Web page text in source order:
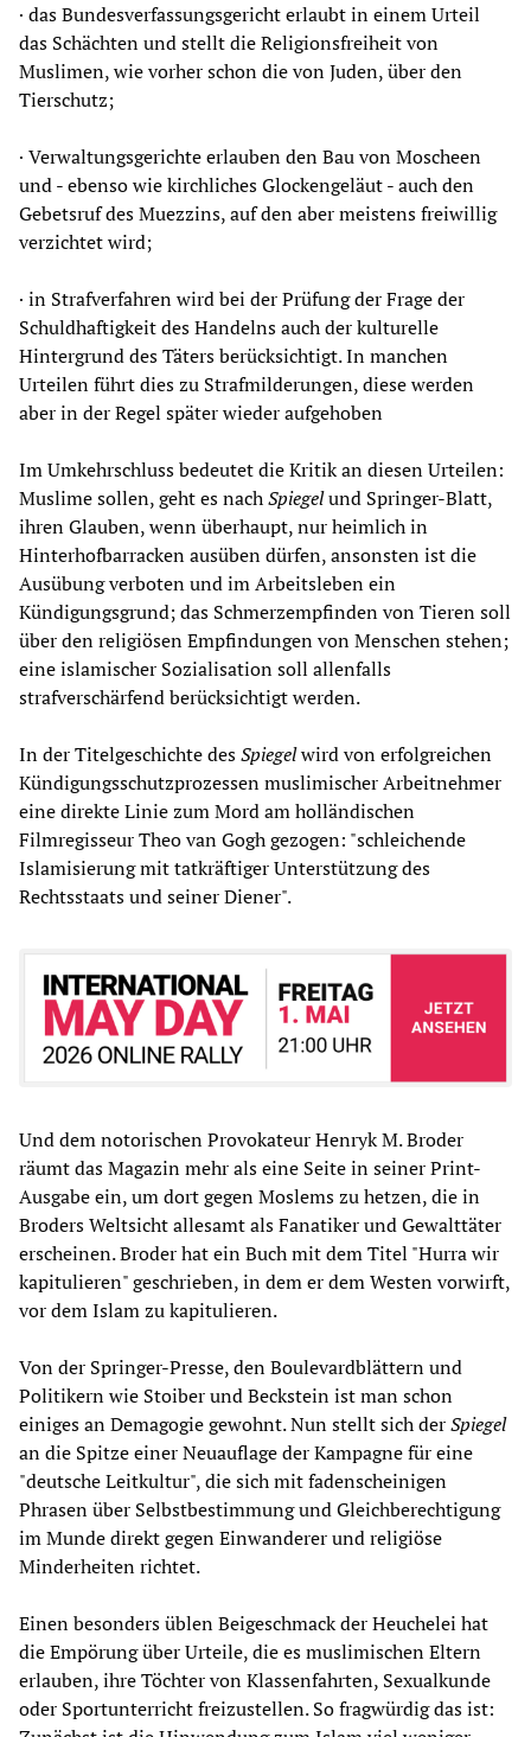
· das Bundesverfassungsgericht erlaubt in einem Urteil
das Schächten und stellt die Religionsfreiheit von
Muslimen, wie vorher schon die von Juden, über den
Tierschutz;
· Verwaltungsgerichte erlauben den Bau von Moscheen
und - ebenso wie kirchliches Glockengeläut - auch den
Gebetsruf des Muezzins, auf den aber meistens freiwillig
verzichtet wird;
· in Strafverfahren wird bei der Prüfung der Frage der
Schuldhaftigkeit des Handelns auch der kulturelle
Hintergrund des Täters berücksichtigt. In manchen
Urteilen führt dies zu Strafmilderungen, diese werden
aber in der Regel später wieder aufgehoben
Im Umkehrschluss bedeutet die Kritik an diesen Urteilen:
Muslime sollen, geht es nachSpiegelund Springer-Blatt,
ihren Glauben, wenn überhaupt, nur heimlich in
Hinterhofbarracken ausüben dürfen, ansonsten ist die
Ausübung verboten und im Arbeitsleben ein
Kündigungsgrund; das Schmerzempfinden von Tieren soll
über den religiösen Empfindungen von Menschen stehen;
eine islamischer Sozialisation soll allenfalls
strafverschärfend berücksichtigt werden.
In der Titelgeschichte desSpiegelwird von erfolgreichen
Kündigungsschutzprozessen muslimischer Arbeitnehmer
eine direkte Linie zum Mord am holländischen
Filmregisseur Theo van Gogh gezogen: "schleichende
Islamisierung mit tatkräftiger Unterstützung des
Rechtsstaats und seiner Diener".
Und dem notorischen Provokateur Henryk M. Broder
räumt das Magazin mehr als eine Seite in seiner Print-
Ausgabe ein, um dort gegen Moslems zu hetzen, die in
Broders Weltsicht allesamt als Fanatiker und Gewalttäter
erscheinen. Broder hat ein Buch mit dem Titel "Hurra wir
kapitulieren" geschrieben, in dem er dem Westen vorwirft,
vor dem Islam zu kapitulieren.
Von der Springer-Presse, den Boulevardblättern und
Politikern wie Stoiber und Beckstein ist man schon
einiges an Demagogie gewohnt. Nun stellt sich derSpiegel
an die Spitze einer Neuauflage der Kampagne für eine
"deutsche Leitkultur", die sich mit fadenscheinigen
Phrasen über Selbstbestimmung und Gleichberechtigung
im Munde direkt gegen Einwanderer und religiöse
Minderheiten richtet.
Einen besonders üblen Beigeschmack der Heuchelei hat
die Empörung über Urteile, die es muslimischen Eltern
erlauben, ihre Töchter von Klassenfahrten, Sexualkunde
oder Sportunterricht freizustellen. So fragwürdig das ist: